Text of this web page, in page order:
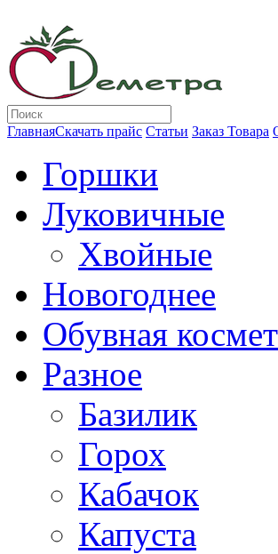
ГлавнаяСкачать прайс Статьи Заказ Товара
Горшки
Луковичные
Хвойные
Новогоднее
Обувная
Разное
Базилик
Горох
Кабачок
Капуста